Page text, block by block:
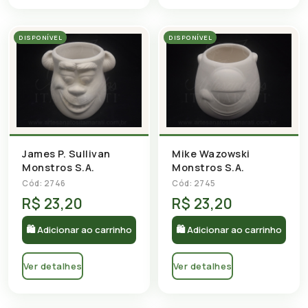
DISPONÍVEL
James P. Sullivan
Monstros S.A.
Cód: 2746
R$ 23,20
🛍 Adicionar ao carrinho
Ver detalhes
DISPONÍVEL
Mike Wazowski
Monstros S.A.
Cód: 2745
R$ 23,20
🛍 Adicionar ao carrinho
Ver detalhes